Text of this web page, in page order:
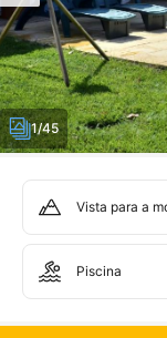
1/45
Vista para a
Piscina